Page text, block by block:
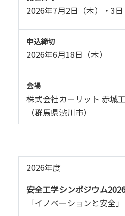
2026年7月2日（木）・3日
申込締切
2026年6月18日（木）
会場
株式会社カーリット 赤城
（群馬県渋川市）
2026年度
安全工学シンポジウム
「イノベーションと安全」